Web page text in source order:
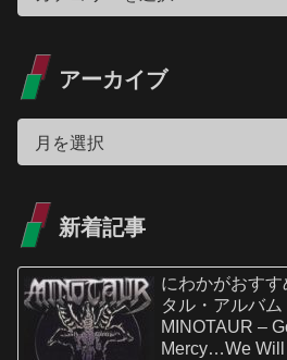
アーカイブ
新着記事
にわかがおす
タル・アルバ
MINOTAUR –
Mercy…We